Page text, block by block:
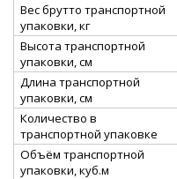
Вес брутто транспортной
упаковки, кг
Высота транспортной
упаковки, см
Длина транспортной
упаковки, см
Количество в
транспортной упаковке
Объём транспортной
упаковки, куб.м